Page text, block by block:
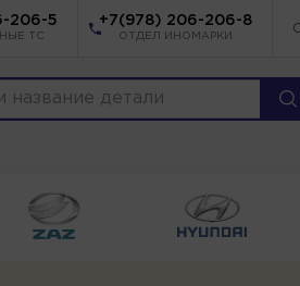
206-5
ТС
+7(978) 206-206-8
ОТДЕЛ ИНОМАРКИ